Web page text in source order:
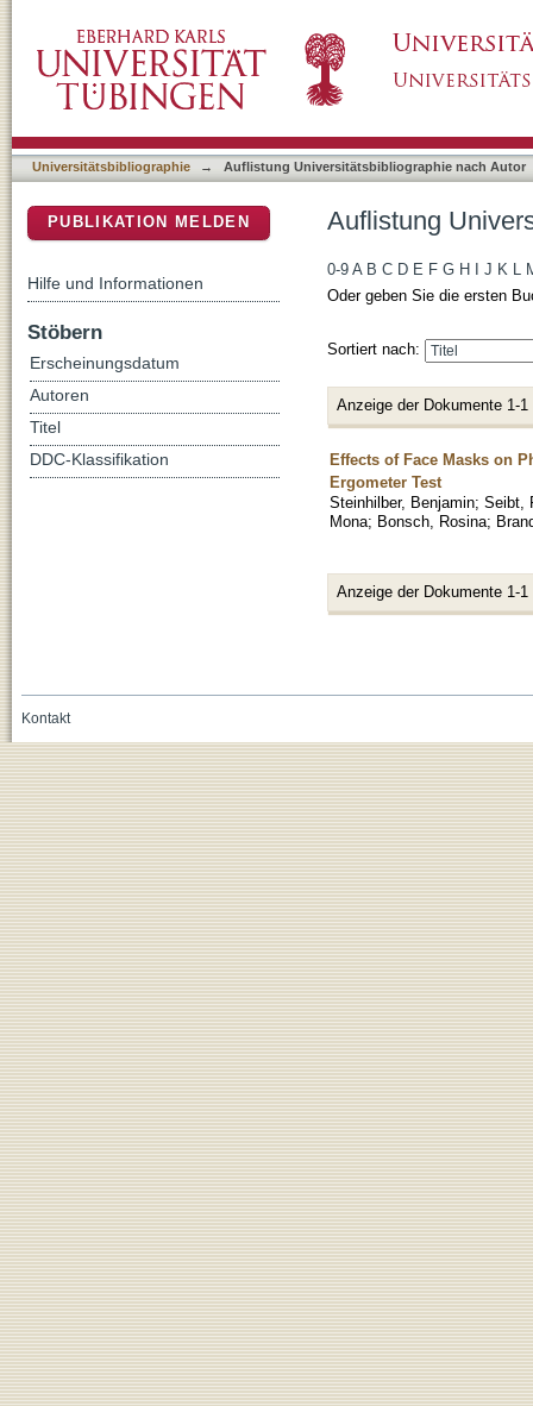
Universitätsbibliographie → Auflistung Universitätsbibliographie nach Autor
Auflistung
0-9 A B C D E F G H J K L
Oder geben Sie die ersten
Sortiert nach:
Anzeige der Dokumente 1-1
Effects of Face Masks on
Ergometer Test
Steinhilber, Benjamin; Seibt,
Mona; Bonsch, Rosina;
Anzeige der Dokumente 1-1
PUBLIKATION MELDEN
Hilfe und Informationen
Stöbern
Erscheinungsdatum
Autoren
Titel
DDC-Klassifikation
Kontakt